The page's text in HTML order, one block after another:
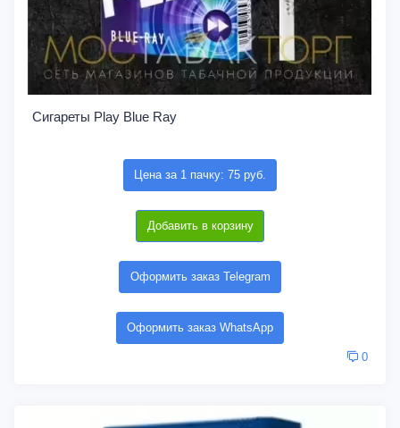
Сигареты Play Blue Ray
Цена за 1 пачку: 75 руб.
Добавить в корзину
Оформить заказ Telegram
Оформить заказ WhatsApp
0